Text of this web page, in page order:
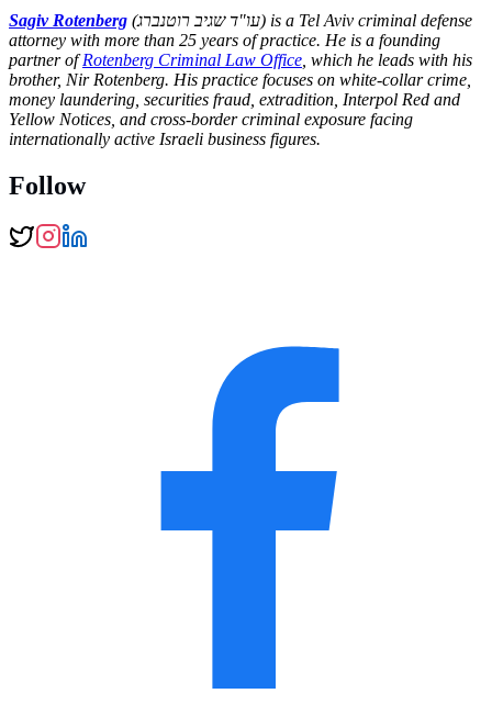
Sagiv Rotenberg (עו"ד שגיב רוטנברג) is a Tel Aviv criminal defense
attorney with more than 25 years of practice. He is a founding
partner ofRotenberg Criminal Law Office , which he leads with his
brother, Nir Rotenberg. His practice focuses on white-collar crime,
money laundering, securities fraud, extradition, Interpol Red and
Yellow Notices, and cross-border criminal exposure facing
internationally active Israeli business figures.
Follow